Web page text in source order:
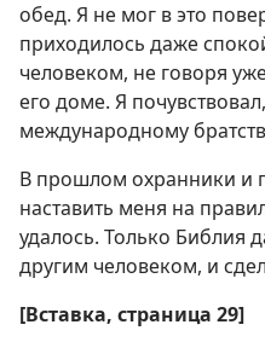
обед. Я не мог в это
приходилось даже
человеком, не говоря
его доме. Я
международному
В прошлом охранники и
наставить меня на
удалось. Только Библия
другим человеком, и
[Вставка, страница 29]